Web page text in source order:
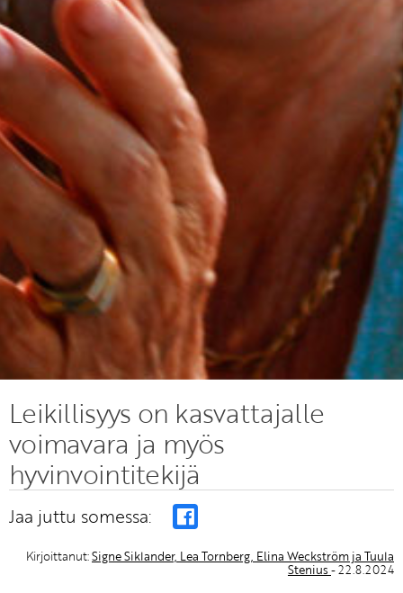
Leikillisyys on kasvattajalle
voimavara ja myös
hyvinvointitekijä
Jaa juttu somessa:
Kirjoittanut:Signe Siklander, Lea Tornberg, Elina Weckström ja Tuula
Stenius - 22.8.2024